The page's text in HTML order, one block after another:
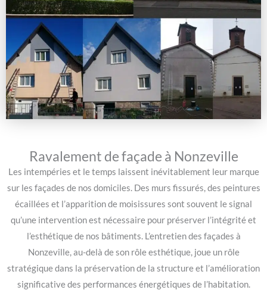
Ravalement de façade à Nonzeville
Les intempéries et le temps laissent inévitablement leur marque
sur les façades de nos domiciles. Des murs fissurés, des peintures
écaillées et l’apparition de moisissures sont souvent le signal
qu’une intervention est nécessaire pour préserver l’intégrité et
l’esthétique de nos bâtiments. L’entretien des façades à
Nonzeville, au-delà de son rôle esthétique, joue un rôle
stratégique dans la préservation de la structure et l’amélioration
significative des performances énergétiques de l’habitation.